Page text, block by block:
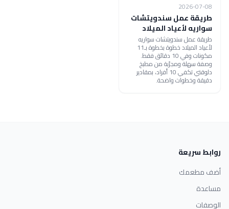
2026-07-08
طريقة عمل سندويتشات
سواريه لأعياد الميلاد
طريقة عمل سندويتشات سواريه
لأعياد الميلاد خطوة بخطوة بـ11
مكونات وفي 10 دقائق فقط.
وصفة سهلة ومجرّبة من مطبخ
دلوقتي تكفي 10 أفراد، بمقادير
دقيقة وخطوات واضحة.
روابط سريعة
أضف مطعمك
مساعدة
الوصفات